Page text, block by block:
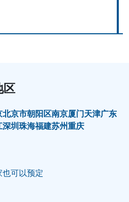
区
北京市朝阳区南京厦门天津广东
深圳珠海福建苏州重庆
可以预定